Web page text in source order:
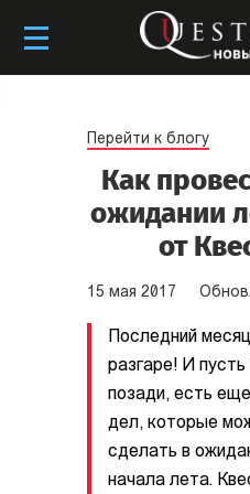
Перейти к блогу
Как
ожидании
от
15 мая 2017
Последний
разгаре! И
позади, есть
дел, которые
сделать в
начала лета.